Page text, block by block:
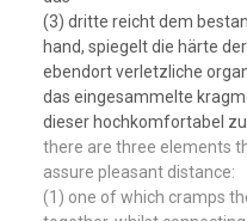
(3) dritte reicht dem
hand, spiegelt die härte
ebendort verletzliche
das eingesammelte
dieser hochkomfortabel
there are three elements
assure pleasant distance:
(1) one of which cramps